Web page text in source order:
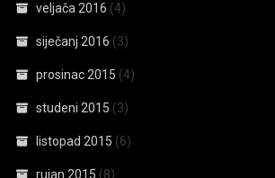
veljača 2016 (4)
siječanj 2016 (3)
prosinac 2015 (4)
studeni 2015 (3)
listopad 2015 (6)
rujan 2015 (8)